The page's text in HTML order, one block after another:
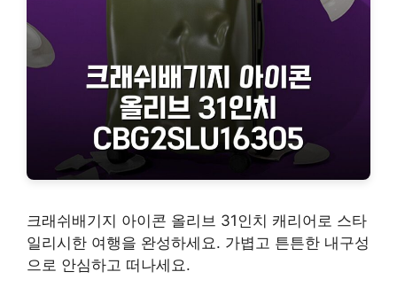
크래쉬배기지 아이콘 올리브 31인치 캐리어로 스타
일리시한 여행을 완성하세요. 가볍고 튼튼한 내구성
으로 안심하고 떠나세요.